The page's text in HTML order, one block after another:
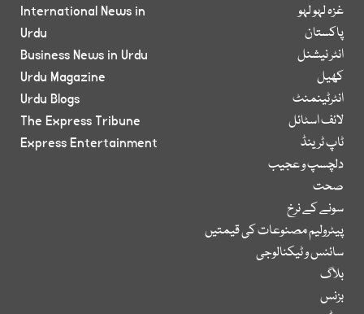
غزہ لہو لہو
پاکستان
انٹر نیشنل
کھیل
انٹرٹینمنٹ
لائف اسٹائل
ٹاپ ٹرینڈ
دلچسپ و عجیب
صحت
سونے کے نرخ
پیٹرولیم مصنوعات کی قیمتیں
سائنس و ٹیکنالوجی
بلاگ
بزنس
International News in
Urdu
Business News in Urdu
Urdu Magazine
Urdu Blogs
The Express Tribune
Express Entertainment